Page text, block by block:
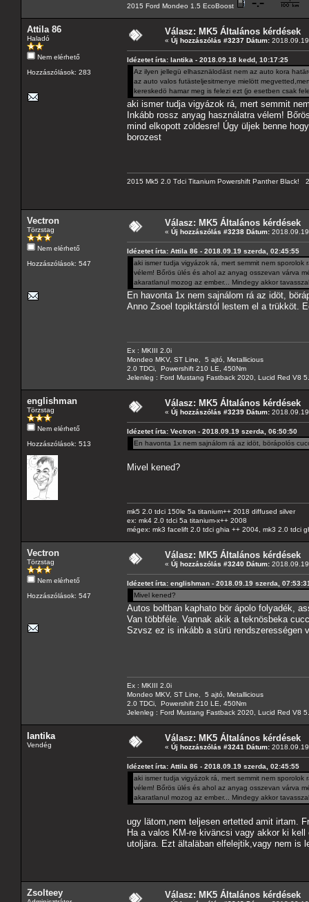
2015 Ford Mondeo 1.5 EcoBoost
Attila 86
Haladó
Nem elérhető
Hozzászólások: 283
Válasz: MK5 Általános kérdések
« Új hozzászólás #3237 Dátum:
Idézetet írta: lantika - 2018.09.18 kedd, 10:17:25
Az ilyen jellegü elhasznälodäst nem az auto kora
az auto valos futästeljesitmenye mielött
kereskedö hamar meg is felezi ezt (jo esetben csak
aki ismer tudja vigyázok rá, mert semmit
Inkább rossz anyag használatra vélem!
mind elkopott zoldesre! Úgy üljek benne
borozest
2015 Mk5 2.0 Tdci Titanium Powershift Panther
Vectron
Törzstag
Nem elérhető
Hozzászólások: 547
Válasz: MK5 Általános kérdések
« Új hozzászólás #3238 Dátum:
Idézetet írta: Attila 86 - 2018.09.19 szerda, 02:45:55
aki ismer tudja vigyázok rá, mert semmit nem
vélem! Bőrös ülés és ahol az anyag osszevan várva
akaratlanul mozog az ember... Mindegy akkor
En havonta 1x nem sajnálom rá az idöt,
Anno Zsoel topiktárstól lestem el a trükköt.
Ex : MKIII 2.0i
Mondeo MKV, ST Line, 5 ajtó, Metallicious
2.0 TDCi, Powershift 210 LE, 450Nm
Jelenleg : Ford Mustang Fastback 2020, Lucid Red V8
englishman
Törzstag
Nem elérhető
Hozzászólások: 513
Válasz: MK5 Általános kérdések
« Új hozzászólás #3239 Dátum:
Idézetet írta: Vectron - 2018.09.19 szerda, 06:50:50
En havonta 1x nem sajnálom rá az idöt, börápolós
Mivel kened?
mk5 2.0 tdci 150le 5a titanium++ 2018 diffused silver
ex: mk4 2.0 tdci 5a titanium-x++ 2008
mégex: mk3 facelift 2.0 tdci ghia ++ 2004, mk3 2.0 tdci
Vectron
Törzstag
Nem elérhető
Hozzászólások: 547
Válasz: MK5 Általános kérdések
« Új hozzászólás #3240 Dátum:
Idézetet írta: englishman - 2018.09.19 szerda,
Mivel kened?
Autos boltban kaphato bör ápolo folyadék,
Van többféle. Vannak akik a teknösbeka
Szvsz ez is inkább a sürü rendszerességen
Ex : MKIII 2.0i
Mondeo MKV, ST Line, 5 ajtó, Metallicious
2.0 TDCi, Powershift 210 LE, 450Nm
Jelenleg : Ford Mustang Fastback 2020, Lucid Red V8
lantika
Vendég
Válasz: MK5 Általános kérdések
« Új hozzászólás #3241 Dátum:
Idézetet írta: Attila 86 - 2018.09.19 szerda, 02:45:55
aki ismer tudja vigyázok rá, mert semmit nem
vélem! Bőrös ülés és ahol az anyag osszevan várva
akaratlanul mozog az ember... Mindegy akkor
ugy lätom,nem teljesen ertetted amit irtam.
Ha a valos KM-re kiväncsi vagy akkor ki
utoljära. Ezt ältaläban elfelejtik,vagy nem is
Zsolteey Válasz: MK5 Általános kérdések